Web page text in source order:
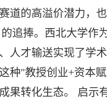
道的高溢价潜力，
追捧。西北大学作
人才输送实现了学
种"教授创业+资本
果转化生态。 启示